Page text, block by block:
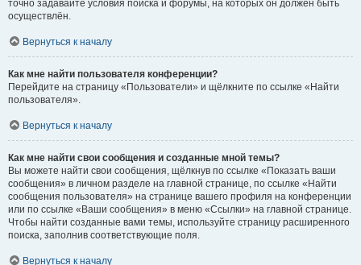
точно задавайте условия поиска и форумы, на которых он должен быть
осуществлён.
Вернуться к началу
Как мне найти пользователя конференции?
Перейдите на страницу «Пользователи» и щёлкните по ссылке «Найти
пользователя».
Вернуться к началу
Как мне найти свои сообщения и созданные мной темы?
Вы можете найти свои сообщения, щёлкнув по ссылке «Показать ваши
сообщения» в личном разделе на главной странице, по ссылке «Найти
сообщения пользователя» на странице вашего профиля на конференции
или по ссылке «Ваши сообщения» в меню «Ссылки» на главной странице.
Чтобы найти созданные вами темы, используйте страницу расширенного
поиска, заполнив соответствующие поля.
Вернуться к началу